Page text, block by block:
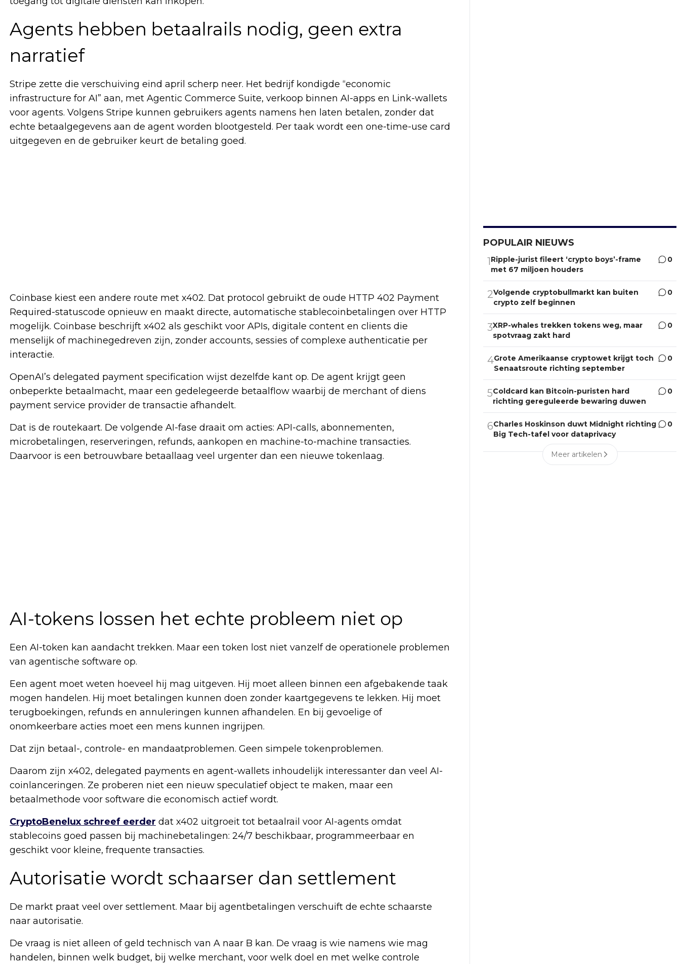
Agents hebben betaalrails nodig, geen extra
narratief
Stripe zette die verschuiving eind april scherp neer. Het bedrijf kondigde “economic
infrastructure for AI” aan, met Agentic Commerce Suite, verkoop binnen AI-apps en Link-wallets
voor agents. Volgens Stripe kunnen gebruikers agents namens hen laten betalen, zonder dat
echte betaalgegevens aan de agent worden blootgesteld. Per taak wordt een one-time-use card
uitgegeven en de gebruiker keurt de betaling goed.
Coinbase kiest een andere route met x402. Dat protocol gebruikt de oude HTTP 402 Payment
Required-statuscode opnieuw en maakt directe, automatische stablecoinbetalingen over HTTP
mogelijk. Coinbase beschrijft x402 als geschikt voor APIs, digitale content en clients die
menselijk of machinegedreven zijn, zonder accounts, sessies of complexe authenticatie per
interactie.
OpenAI’s delegated payment specification wijst dezelfde kant op. De agent krijgt geen
onbeperkte betaalmacht, maar een gedelegeerde betaalflow waarbij de merchant of diens
payment service provider de transactie afhandelt.
Dat is de routekaart. De volgende AI-fase draait om acties: API-calls, abonnementen,
microbetalingen, reserveringen, refunds, aankopen en machine-to-machine transacties.
Daarvoor is een betrouwbare betaallaag veel urgenter dan een nieuwe tokenlaag.
AI-tokens lossen het echte probleem niet op
Een AI-token kan aandacht trekken. Maar een token lost niet vanzelf de operationele problemen
van agentische software op.
Een agent moet weten hoeveel hij mag uitgeven. Hij moet alleen binnen een afgebakende taak
mogen handelen. Hij moet betalingen kunnen doen zonder kaartgegevens te lekken. Hij moet
terugboekingen, refunds en annuleringen kunnen afhandelen. En bij gevoelige of
onomkeerbare acties moet een mens kunnen ingrijpen.
Dat zijn betaal-, controle- en mandaatproblemen. Geen simpele tokenproblemen.
Daarom zijn x402, delegated payments en agent-wallets inhoudelijk interessanter dan veel AI-
coinlanceringen. Ze proberen niet een nieuw speculatief object te maken, maar een
betaalmethode voor software die economisch actief wordt.
CryptoBenelux schreef eerder dat x402 uitgroeit tot betaalrail voor AI-agents omdat
stablecoins goed passen bij machinebetalingen: 24/7 beschikbaar, programmeerbaar en
geschikt voor kleine, frequente transacties.
Autorisatie wordt schaarser dan settlement
De markt praat veel over settlement. Maar bij agentbetalingen verschuift de echte schaarste
naar autorisatie.
De vraag is niet alleen of geld technisch van A naar B kan. De vraag is wie namens wie mag
handelen, binnen welk budget, bij welke merchant, voor welk doel en met welke controle
POPULAIR NIEUWS
1Ripple-jurist fileert ‘crypto boys’-frame
met 67 miljoen houders
0
2Volgende cryptobullmarkt kan buiten
crypto zelf beginnen
0
3XRP-whales trekken tokens weg, maar
spotvraag zakt hard
0
4Grote Amerikaanse cryptowet krijgt toch
Senaatsroute richting september
0
5Coldcard kan Bitcoin-puristen hard
richting gereguleerde bewaring duwen
0
6Charles Hoskinson duwt Midnight richting
Big Tech-tafel voor dataprivacy
0
Meer artikelen